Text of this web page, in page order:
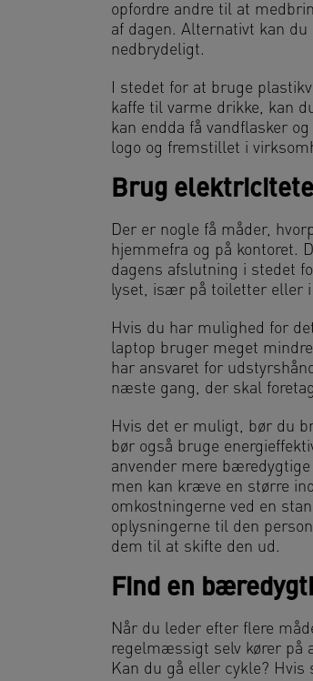
opfordre andre til at
af dagen. Alternativt kan
nedbrydeligt.
I stedet for at bruge
kaffe til varme drikke, kan
kan endda få vandflasker
logo og fremstillet i
Brug
Der er nogle få måder,
hjemmefra og på kontoret.
dagens afslutning i stedet
lyset, især på toiletter eller i
Hvis du har mulighed for
laptop bruger meget
har ansvaret for
næste gang, der skal
Hvis det er muligt, bør du
bør også bruge
anvender mere
men kan kræve en større
omkostningerne ved en
oplysningerne til den
dem til at skifte den ud.
Find en
Når du leder efter flere
regelmæssigt selv kører på
Kan du gå eller cykle?